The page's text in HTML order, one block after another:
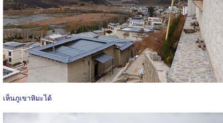
เห็นภูเขาหิมะได้